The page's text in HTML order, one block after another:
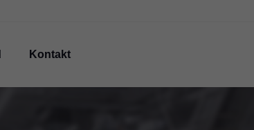
Kontakt